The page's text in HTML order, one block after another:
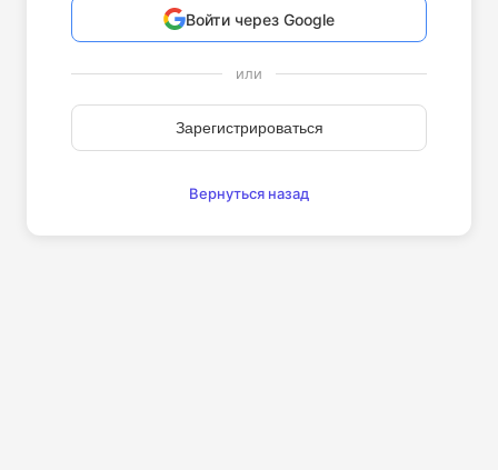
Войти через Google
или
Зарегистрироваться
Вернуться назад